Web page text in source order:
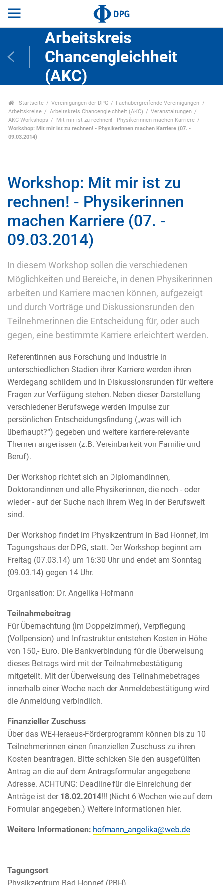
Arbeitskreis
Chancengleichheit
(AKC)
Startseite Vereinigungen der DPG
Fachübergreifende Vereinigungen
Arbeitskreise
Arbeitskreis Chancengleichheit (AKC)
Veranstaltungen
AKC-Workshops
Mit mir ist zu rechnen! - Physikerinnen machen Karriere
Workshop: Mit mir ist zu rechnen! - Physikerinnen machen Karriere (07. -
09.03.2014)
Workshop: Mit mir ist zu
rechnen! - Physikerinnen
machen Karriere (07. -
09.03.2014)
In diesem Workshop sollen die verschiedenen
Möglichkeiten und Bereiche, in denen Physikerinnen
arbeiten und Karriere machen können, aufgezeigt
und durch Vorträge und Diskussionsrunden den
Teilnehmerinnen die Entscheidung für, oder auch
gegen, eine bestimmte Karriere erleichtert werden.
Referentinnen aus Forschung und Industrie in
unterschiedlichen Stadien ihrer Karriere werden ihren
Werdegang schildern und in Diskussionsrunden für weitere
Fragen zur Verfügung stehen. Neben dieser Darstellung
verschiedener Berufswege werden Impulse zur
persönlichen Entscheidungsfindung („was will ich
überhaupt?“) gegeben und weitere karriere-relevante
Themen angerissen (z.B. Vereinbarkeit von Familie und
Beruf).
Der Workshop richtet sich an Diplomandinnen,
Doktorandinnen und alle Physikerinnen, die noch - oder
wieder - auf der Suche nach ihrem Weg in der Berufswelt
sind.
Der Workshop findet im Physikzentrum in Bad Honnef, im
Tagungshaus der DPG, statt. Der Workshop beginnt am
Freitag (07.03.14) um 16:30 Uhr und endet am Sonntag
(09.03.14) gegen 14 Uhr.
Organisation: Dr. Angelika Hofmann
Teilnahmebeitrag
Für Übernachtung (im Doppelzimmer), Verpflegung
(Vollpension) und Infrastruktur entstehen Kosten in Höhe
von 150,- Euro. Die Bankverbindung für die Überweisung
dieses Betrags wird mit der Teilnahmebestätigung
mitgeteilt. Mit der Überweisung des Teilnahmebetrages
innerhalb einer Woche nach der Anmeldebestätigung wird
die Anmeldung verbindlich.
Finanzieller Zuschuss
Über das WE-Heraeus-Förderprogramm können bis zu 10
Teilnehmerinnen einen finanziellen Zuschuss zu ihren
Kosten beantragen. Bitte schicken Sie den ausgefüllten
Antrag an die auf dem Antragsformular angegebene
Adresse. ACHTUNG: Deadline für die Einreichung der
Anträge ist der 18.02.2014!!! (Nicht 6 Wochen wie auf dem
Formular angegeben.) Weitere Informationen hier.
Weitere Informationen:
Tagungsort
Physikzentrum Bad Honnef (PBH)